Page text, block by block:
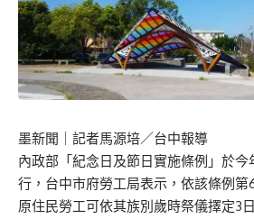
墨新聞
｜記者馬源培／台中報導
內政部「紀念日及節日實施條例」於
行，台中市府勞工局表示，依該條例第
原住民勞工可依其族別歲時祭儀擇定3